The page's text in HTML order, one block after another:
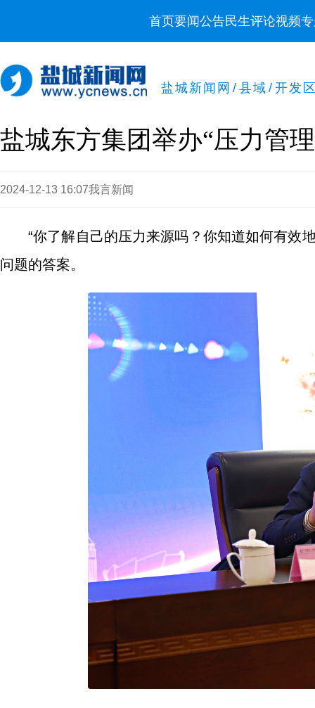
首页要闻公告民生评论视频
盐城新闻网 / 县域 / 开发
盐城东方集团举办“压力管
2024-12-13 16:07我言新闻
“你了解自己的压力来源吗？你知道如何有效
问题的答案。